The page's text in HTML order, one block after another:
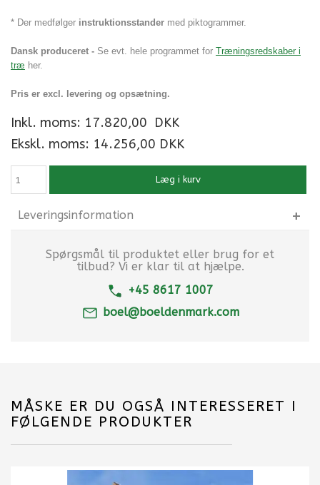
* Der medfølger instruktionsstander med piktogrammer.
Dansk produceret - Se evt. hele programmet for Træningsredskaber i
træ her.
Pris er excl. levering og opsætning.
Inkl. moms: 17.820,00 DKK
Ekskl. moms: 14.256,00 DKK
Læg i kurv
Leveringsinformation
Spørgsmål til produktet eller brug for et
tilbud? Vi er klar til at hjælpe.
+45 8617 1007
boel@boeldenmark.com
MÅSKE ER DU OGSÅ INTERESSERET I
FØLGENDE PRODUKTER